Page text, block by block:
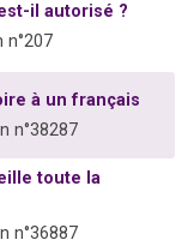
il autorisé ?
n°207
à un français
n°38287
toute la
n°36887